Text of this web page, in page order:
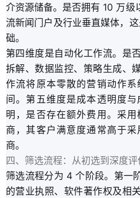
介资源储备。是否拥有 10 万级
流新闻门户及行业垂直媒体，
础。
第四维度是自动化工作流。是
拆解、数据监控、策略生成、
作流将原本零散的营销动作
间。第五维度是成本透明度
明，是否存在额外费用。采
商，其客户满意度通常高于
商。
四、筛选流程：从初选到深度评
筛选流程分为 4 个阶段。第一
的营业执照、软件著作权及相